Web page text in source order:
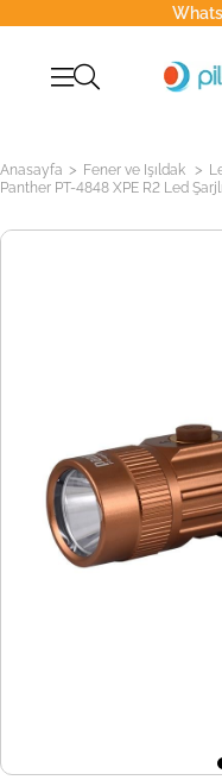
Anasayfa > Fener ve Işıldak >
Panther PT-4848 XPE R2 Led